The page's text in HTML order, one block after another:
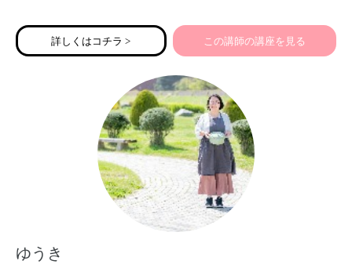
女性のお身体とお顔のマッサージを行っています。
新潟県地域の子育て力育成事業の
『赤ちゃんとママのハッピーケア』では講師として
産後の女性の身体を妊婦さんにお伝えしました。
また新潟市秋葉区の
アキハで子育てサポート事業の
産前産後のママのday care room で
マッサージをさせて頂いています。
女性のカラダ専門セラピストとして
詳しくはコチラ > この講師の講座を見る
ゆうき